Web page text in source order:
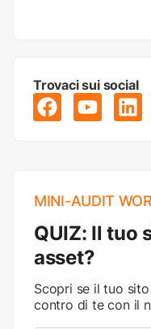
Trovaci sui social
MINI-AUDIT
QUIZ: Il tuo
asset?
Scopri se il tuo
contro di te con il